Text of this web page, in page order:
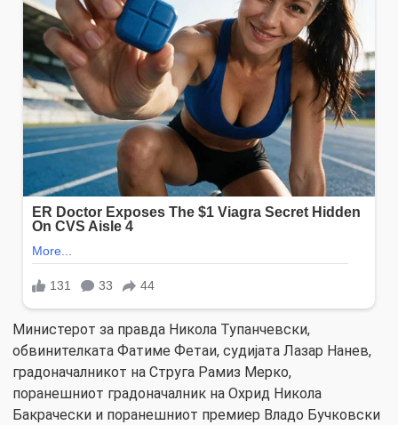
Министерот за правда Никола Тупанчевски,
обвинителката Фатиме Фетаи, судијата Лазар Нанев,
градоначалникот на Струга Рамиз Мерко,
поранешниот градоначалник на Охрид Никола
Бакрачески и поранешниот премиер Владо Бучковски